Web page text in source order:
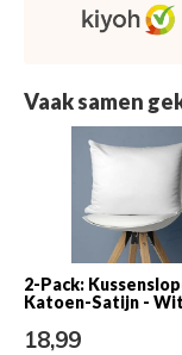
Vaak samen
2-Pack:
Katoen-Satijn - Wit
18,99